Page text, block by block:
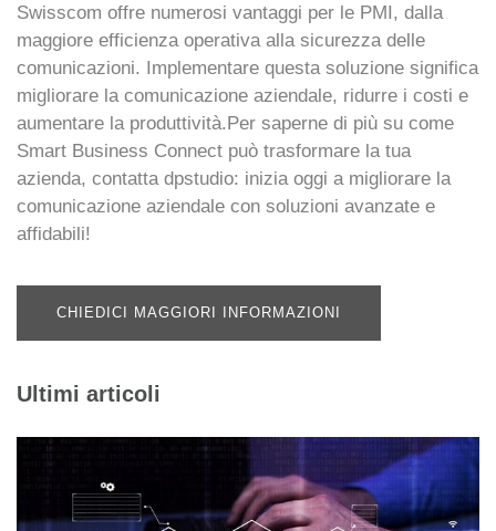
Swisscom offre numerosi vantaggi per le PMI, dalla
maggiore efficienza operativa alla sicurezza delle
comunicazioni. Implementare questa soluzione significa
migliorare la comunicazione aziendale, ridurre i costi e
aumentare la produttività.Per saperne di più su come
Smart Business Connect può trasformare la tua
azienda, contatta dpstudio: inizia oggi a migliorare la
comunicazione aziendale con soluzioni avanzate e
affidabili!
CHIEDICI MAGGIORI INFORMAZIONI
Ultimi articoli